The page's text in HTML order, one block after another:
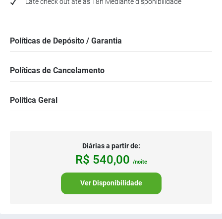
Políticas de Depósito / Garantia
Políticas de Cancelamento
Política Geral
Diárias a partir de:
R$ 540,00 /noite
Ver Disponibilidade